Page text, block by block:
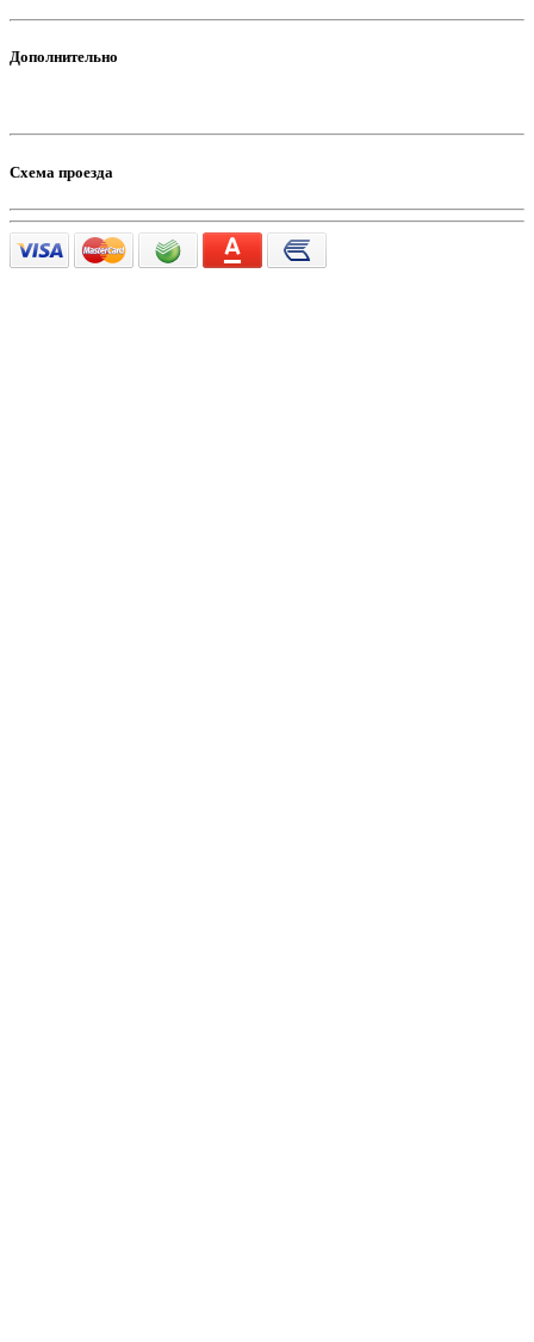
Дополнительно
Схема проезда